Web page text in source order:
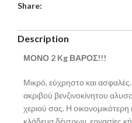
Share:
Description
ΜΟΝΟ 2 Kg ΒΑΡΟΣ!!!
Μικρό, εύχρηστο και
ακριβού βενζινοκίνητου
χεριού σας. Η οικονομικότερη
κλάδεμα δέντρων, εργασίες